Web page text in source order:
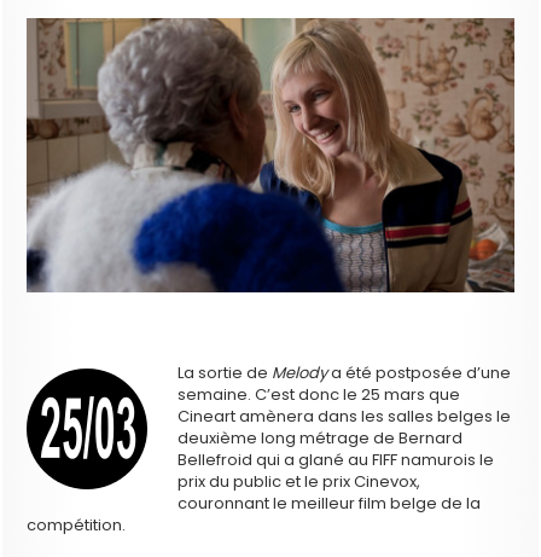
La sortie de Melodya été postposée d’une
semaine. C’est donc le 25 mars que
Cineart amènera dans les salles belges le
deuxième long métrage de Bernard
Bellefroid qui a glané au FIFF namurois le
prix du public et le prix Cinevox,
couronnant le meilleur film belge de la
compétition.